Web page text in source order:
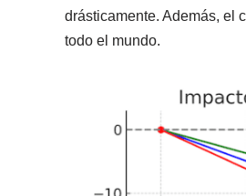
drásticamente. Además, el
todo el mundo.